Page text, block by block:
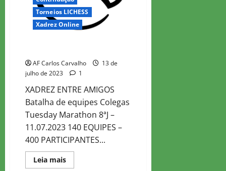
Torneios LICHESS
Xadrez Online
AF Carlos Carvalho
13 de
julho de 2023
1
XADREZ ENTRE AMIGOS
Batalha de equipes Colegas
Tuesday Marathon 8ªJ –
11.07.2023 140 EQUIPES –
400 PARTICIPANTES...
Leia maisRead
more